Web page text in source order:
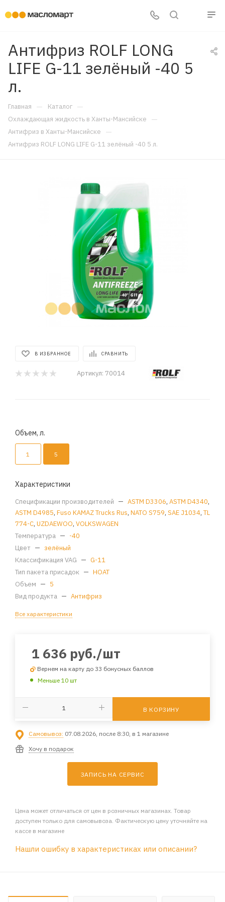
Антифриз ROLF LONG
LIFE G-11 зелёный -40 5
л.
Главная — Каталог —
Охлаждающая жидкость в Ханты-Мансийске —
Антифриз в Ханты-Мансийске —
Антифриз ROLF LONG LIFE G-11 зелёный -40 5 л.
В ИЗБРАННОЕ СРАВНИТЬ
Артикул: 70014
Объем, л.
1 5
Характеристики
Спецификации производителей — ASTM D3306, ASTM D4340,
ASTM D4985, Fuso KAMAZ Trucks Rus, NATO S759, SAE J1034, TL
774-C, UZDAEWOO, VOLKSWAGEN
Температура — -40
Цвет — зелёный
Классификация VAG — G-11
Тип пакета присадок — HOAT
Объем — 5
Вид продукта — Антифриз
Все характеристики
1 636 руб./шт
Вернем на карту до 33 бонусных баллов
Меньше 10 шт
В КОРЗИНУ
Самовывоз: 07.08.2026, после 8:30, в 1 магазине
Хочу в подарок
ЗАПИСЬ НА СЕРВИС
Цена может отличаться от цен в розничных магазинах. Товар
доступен только для самовывоза. Фактическую цену уточняйте на
кассе в магазине
Нашли ошибку в характеристиках или описании?